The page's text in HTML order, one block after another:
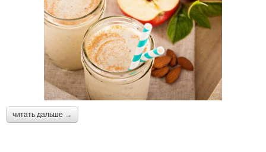
читать дальше →